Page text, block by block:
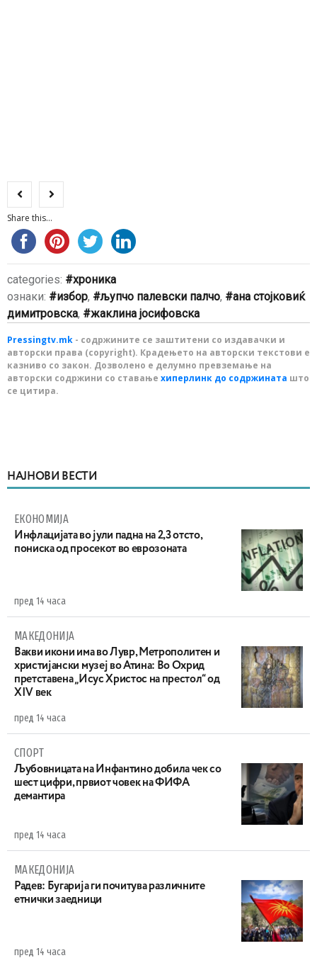
Share this...
categories:
хроника
ознаки:
избор, љупчо палевски палчо,
ана стојковиќ
димитровска, жаклина јосифовска
Pressingtv.mk - содржините се заштитени со издавачки и
авторски права (copyright). Крадењето на авторски текстови е
казниво со закон. Дозволено е делумно превземање на
авторски содржини со ставање хиперлинк до содржината што
се цитира.
НАЈНОВИ ВЕСТИ
ЕКОНОМИЈА
Инфлацијата во јули падна на 2,3 отсто,
пониска од просекот во еврозоната
пред 14 часа
МАКЕДОНИЈА
Вакви икони има во Лувр, Метрополитен и
христијански музеј во Атина: Во Охрид
претставена „Исус Христос на престол“ од
XIV век
пред 14 часа
СПОРТ
Љубовницата на Инфантино добила чек со
шест цифри, првиот човек на ФИФА
демантира
пред 14 часа
МАКЕДОНИЈА
Радев: Бугарија ги почитува различните
етнички заедници
пред 14 часа